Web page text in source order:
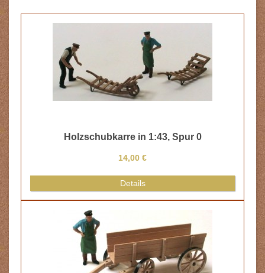
Holzschubkarre in 1:43, Spur 0
14,00 €
Details